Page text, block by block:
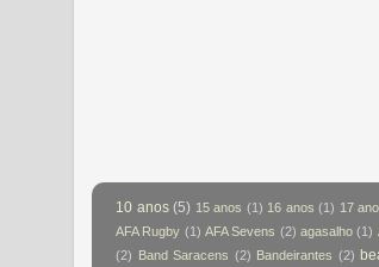
10 anos (5) 15 anos (1) 16 anos (1) 17
AFA Rugby (1) AFA Sevens (2) agasalho (1)
(2) Band Saracens (2) Bandeirantes (2)